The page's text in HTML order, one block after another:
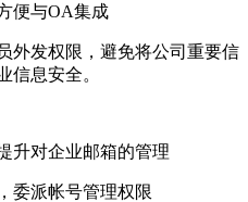
便与OA集成
外发权限，避免将公司重要信
信息安全。
升对企业邮箱的管理
委派帐号管理权限